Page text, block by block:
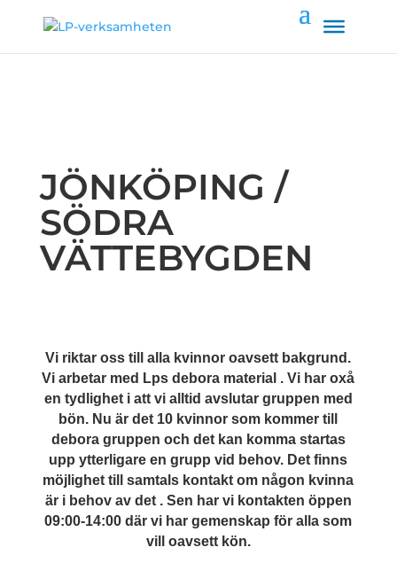
JÖNKÖPING /
SÖDRA
VÄTTEBYGDEN
Vi riktar oss till alla kvinnor oavsett bakgrund.
Vi arbetar med Lps debora material . Vi har oxå
en tydlighet i att vi alltid avslutar gruppen med
bön. Nu är det 10 kvinnor som kommer till
debora gruppen och det kan komma startas
upp ytterligare en grupp vid behov. Det finns
möjlighet till samtals kontakt om någon kvinna
är i behov av det . Sen har vi kontakten öppen
09:00-14:00 där vi har gemenskap för alla som
vill oavsett kön.